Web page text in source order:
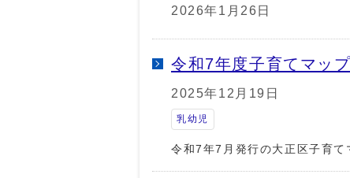
2026年1月26日
令和7年度子育てマッ
2025年12月19日
乳幼児
令和7年7月発行の大正区子育て